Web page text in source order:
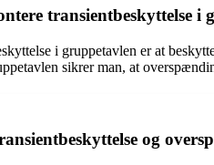
transientbeskyttelse i
i gruppetavlen er at
sikrer man, at
og